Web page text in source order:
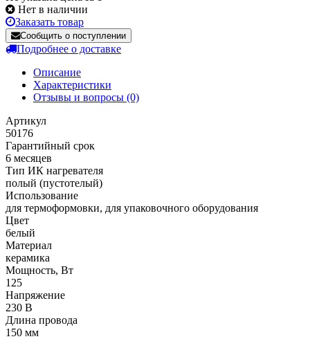
Нет в наличии
Заказать товар
Сообщить о поступлении
Подробнее о доставке
Описание
Характеристики
Отзывы и вопросы (0)
Артикул
50176
Гарантийный срок
6 месяцев
Тип ИК нагревателя
полый (пустотелый)
Использование
для термоформовки, для упаковочного оборудования
Цвет
белый
Материал
керамика
Мощность, Вт
125
Напряжение
230 В
Длина провода
150 мм